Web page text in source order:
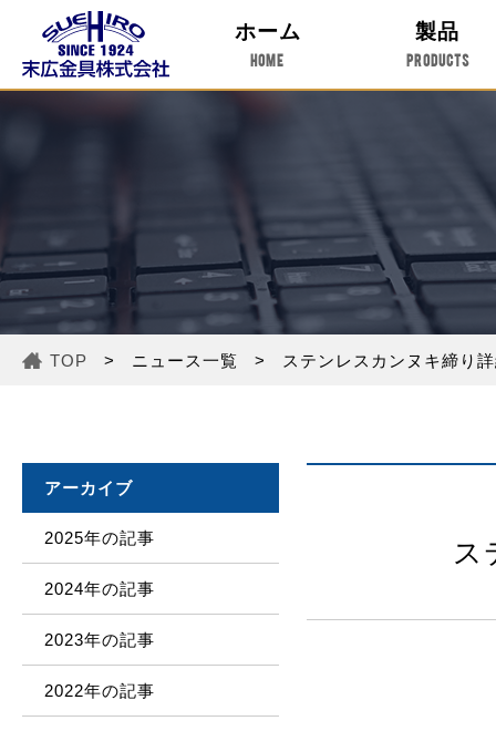
ホーム
HOME
製品
PRODUCTS
TOP ニュース一覧 ステンレスカンヌキ締り
アーカイブ
2025年の記事
2024年の記事
2023年の記事
2022年の記事
ス